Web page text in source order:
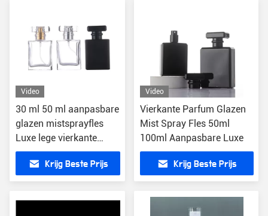
Video
30 ml 50 ml aanpasbare
glazen mistsprayfles
Luxe lege vierkante
parfumfles
Krijg Beste Prijs
Video
Vierkante Parfum Glazen
Mist Spray Fles 50ml
100ml Aanpasbare Luxe
Krijg Beste Prijs